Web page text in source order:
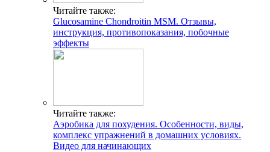
Читайте также:
Glucosamine Chondroitin MSM. Отзывы,
инструкция, противопоказания, побочные
эффекты
Читайте также:
Аэробика для похудения. Особенности, виды,
комплекс упражнений в домашних условиях.
Видео для начинающих